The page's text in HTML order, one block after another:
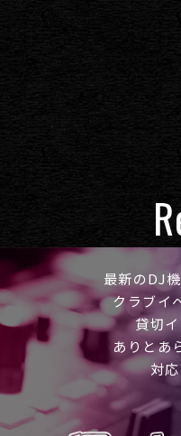
最新のDJ
クラブイ
貸切イ
ありとあ
対